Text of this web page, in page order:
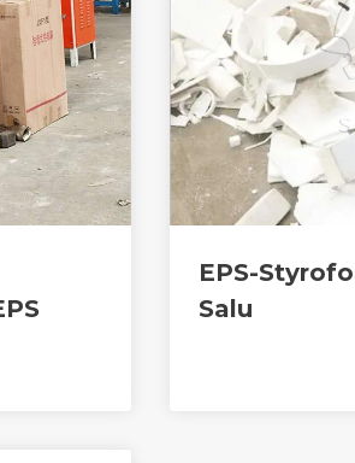
EPS-
Salu